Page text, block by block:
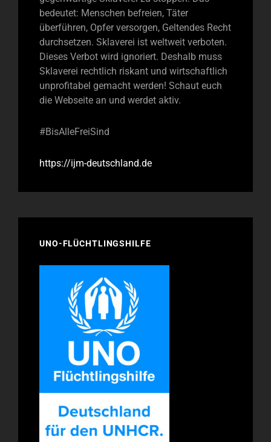
bedeutet: Menschen befreien, Täter
überführen, Opfer versorgen, Geltendes Recht
durchsetzen. Sklaverei ist weltweit verboten.
Dieses Verbot wird ignoriert. Deshalb muss
Sklaverei rechtlich riskant und wirtschaftlich
unprofitabel gemacht werden! Schaut euch
die Webseite an und werdet aktiv.
#BisAlleFreiSind
https://ijm-deutschland.de
UNO-FLÜCHTLINGSHILFE